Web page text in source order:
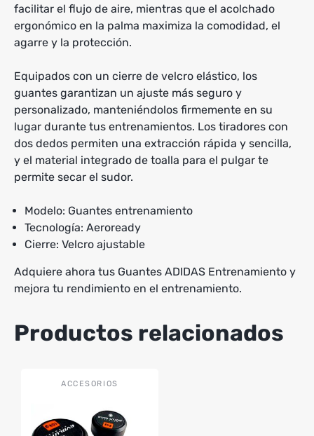
facilitar el flujo de aire, mientras que el acolchado
ergonómico en la palma maximiza la comodidad, el
agarre y la protección.
Equipados con un cierre de velcro elástico, los
guantes garantizan un ajuste más seguro y
personalizado, manteniéndolos firmemente en su
lugar durante tus entrenamientos. Los tiradores con
dos dedos permiten una extracción rápida y sencilla,
y el material integrado de toalla para el pulgar te
permite secar el sudor.
Modelo: Guantes entrenamiento
Tecnología: Aeroready
Cierre: Velcro ajustable
Adquiere ahora tus Guantes ADIDAS Entrenamiento y
mejora tu rendimiento en el entrenamiento.
Productos relacionados
ACCESORIOS
tiene